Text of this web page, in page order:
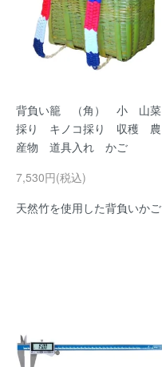
背負い籠 （角） 小 山菜
採り キノコ採り 収穫 農
産物 道具入れ かご
7,530円(税込)
天然竹を使用した背負いかご